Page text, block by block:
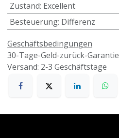
Zustand: Excellent
Besteuerung: Differenz
Geschäftsbedingungen
30-Tage-Geld-zurück-Garantie
Versand: 2-3 Geschäftstage